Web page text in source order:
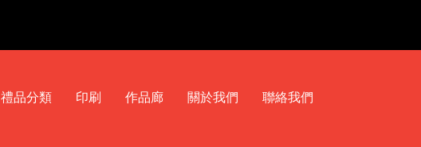
禮品分類 印刷 作品廊 關於我們 聯絡我們